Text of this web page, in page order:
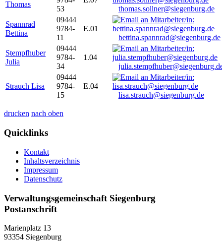
Thomas
53
thomas.sollner@siegenburg.de
Spannrad
Bettina
09444
9784-
11
E.01
bettina.spannrad@siegenburg.de
Stempfhuber
Julia
09444
9784-
34
1.04
Strauch Lisa
09444
9784-
15
E.04
lisa.strauch@siegenburg.de
drucken nach oben
Quicklinks
Kontakt
Inhaltsverzeichnis
Impressum
Datenschutz
Verwaltungsgemeinschaft Siegenburg
Postanschrift
Marienplatz 13
93354 Siegenburg